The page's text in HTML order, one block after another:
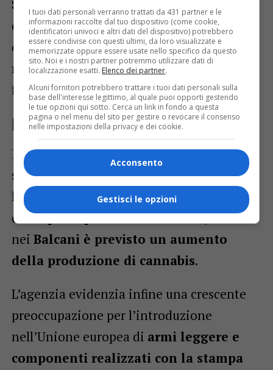
Siria (30%) , dall’ Afghanistan (14%)
dallaTurchia (9%), dalMarocco (7%)
dalBangladesh (4%), dati che trovano
riscontro anche nelle operazioni delle
forze dell’ordine contro i passeur.
Preoccupano droga e armi
Il rapporto richiama inoltre l’attenzione
suitraffici illeciti. Frontex segnala che
l’Afghanistan continua a essere una
delle principali fonti di eroina, mentre
nei Balcani è previsto un aumento
della produzione di cannabis.
L’agenzia evidenzia infine una crescente
preoccupazione per l’introduzione
nell’Unione europea di armi leggere e
componenti realizzati con la stampa
I tuoi dati personali verranno trattati da 431 partner e le
informazioni raccolte dal tuo dispositivo (come cookie,
identificatori univoci e altri dati del dispositivo) potrebbero
essere condivise con questi ultimi, da loro visualizzate e
memorizzate oppure essere usate nello specifico da questo
sito. Noi e i nostri partner potremmo utilizzare dati di
localizzazione esatti. Elenco dei partner.
Alcuni fornitori potrebbero trattare i tuoi dati personali sulla
base dell'interesse legittimo, al quale puoi opporti gestendo
le tue opzioni qui sotto. Cerca un link in fondo a questa
pagina o nel menu del sito per gestire o revocare il consenso
nelle impostazioni della privacy e dei cookie.
Acconsento
Gestisci le opzioni